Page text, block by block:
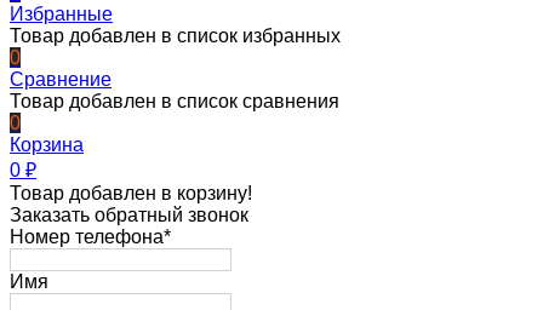
Избранные
Товар добавлен в список избранных
0
Сравнение
Товар добавлен в список сравнения
0
Корзина
0 ₽
Товар добавлен в корзину!
Заказать обратный звонок
Номер телефона*
Имя